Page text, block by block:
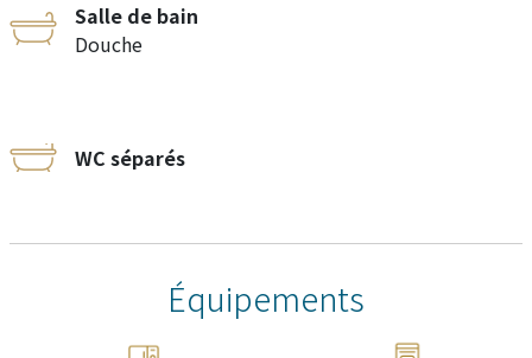
Salle de bain
Douche
WC séparés
Équipements